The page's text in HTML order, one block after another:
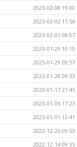
2023-02-08 19:00
2023-02-02 11:56
2023-02-01 08:07
2023-01-29 10:10
2023-01-29 09:57
2023-01-28 09:33
2023-01-17 21:45
2023-01-06 17:23
2023-01-01 12:41
2022-12-26 09:53
2022-12-14 09:35